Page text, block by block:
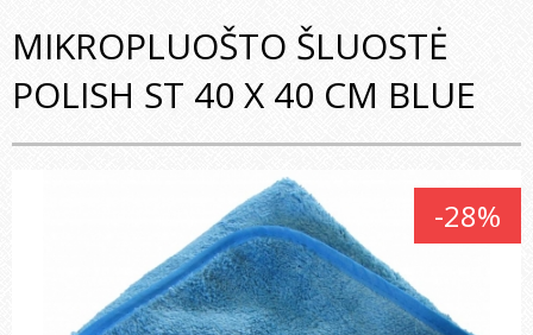
MIKROPLUOŠTO ŠLUOSTĖ
POLISH ST 40 X 40 CM BLUE
-28%